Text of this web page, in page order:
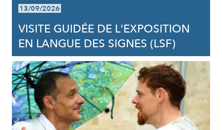
13/09/2026
VISITE GUIDÉE DE L'EXPOSITION
EN LANGUE DES SIGNES (LSF)